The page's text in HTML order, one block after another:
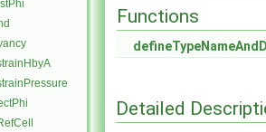
Functions
Detailed